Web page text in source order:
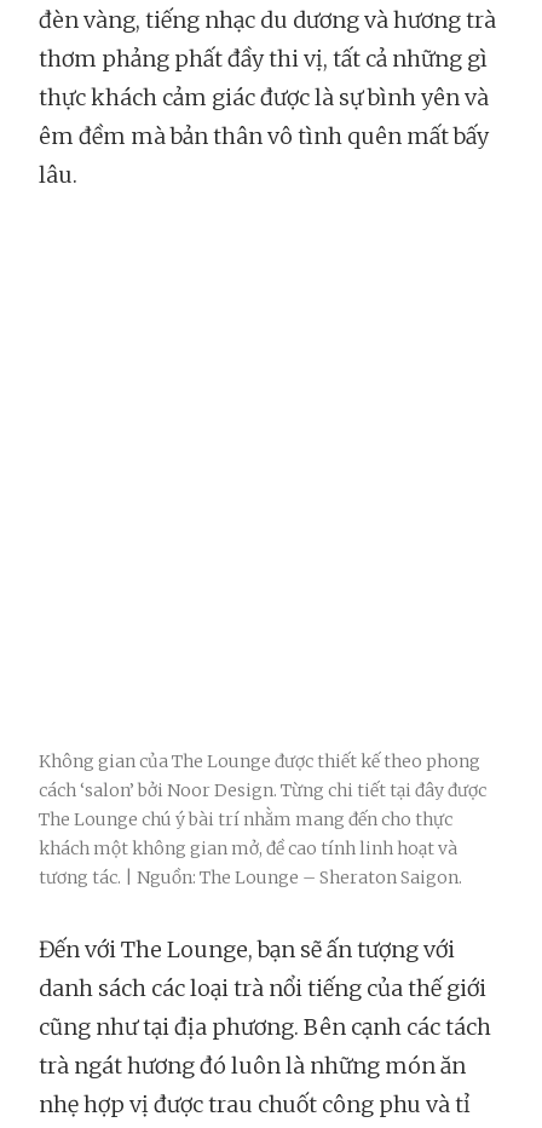
đèn vàng, tiếng nhạc du dương và hương trà
thơm phảng phất đầy thi vị, tất cả những gì
thực khách cảm giác được là sự bình yên và
êm đềm mà bản thân vô tình quên mất bấy
lâu.
Không gian của The Lounge được thiết kế theo phong
cách ‘salon’ bởi Noor Design. Từng chi tiết tại đây được
The Lounge chú ý bài trí nhằm mang đến cho thực
khách một không gian mở, đề cao tính linh hoạt và
tương tác. | Nguồn: The Lounge – Sheraton Saigon.
Đến với The Lounge, bạn sẽ ấn tượng với
danh sách các loại trà nổi tiếng của thế giới
cũng như tại địa phương. Bên cạnh các tách
trà ngát hương đó luôn là những món ăn
nhẹ hợp vị được trau chuốt công phu và tỉ